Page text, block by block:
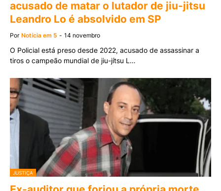
acusado de matar o lutador de jiu-jitsu
Leandro Lo é absolvido em SP
Por Notícia em 5 - 14 novembro
O Policial está preso desde 2022, acusado de assassinar a
tiros o campeão mundial de jiu-jítsu L…
JUSTIÇA